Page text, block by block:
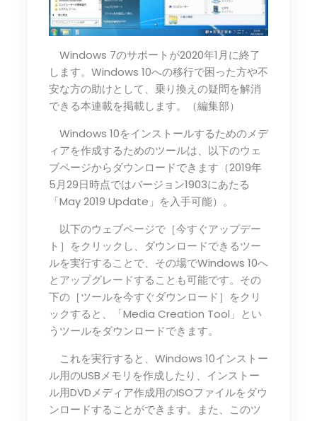
Windows 7のサポートが2020年1月に終了
します。Windows 10への移行で困った方や不
安な方の助けとして、乗り換えの疑問を解消
できる本連載を掲載します。（編集部）
Windows 10をインストールするためのメデ
ィアを作成するためのツールは、以下のウェ
ブページからダウンロードできます（2019年
5月29日時点ではバージョン1903にあたる
「May 2019 Update」を入手可能）。
以下のウェブページで［今すぐアップデー
ト］をクリックし、ダウンロードできるツー
ルを実行することで、その場でWindows 10へ
とアップグレードすることも可能です。その
下の［ツールを今すぐダウンロード］をクリ
ックすると、「Media Creation Tool」とい
うツールをダウンロードできます。
これを実行すると、Windows 10インストー
ル用のUSBメモリを作成したり、インストー
ル用DVDメディア作成用のISOファイルをダウ
ンロードすることができます。また、このツ